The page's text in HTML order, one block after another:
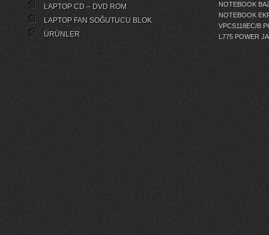
LAPTOP CD – DVD ROM
LAPTOP FAN SOĞUTUCU BLOK
ÜRÜNLER
NOTEBOOK
NOTEBOOK
VPCS118EC/B
L775 POWER